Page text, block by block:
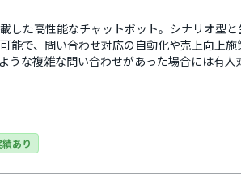
した高性能なチャットボット。シナリオ型と
能で、問い合わせ対応の自動化や売上向上施
うな複雑な問い合わせがあった場合には有人
かいニーズへの対応が可能です。CRMやデ
あり